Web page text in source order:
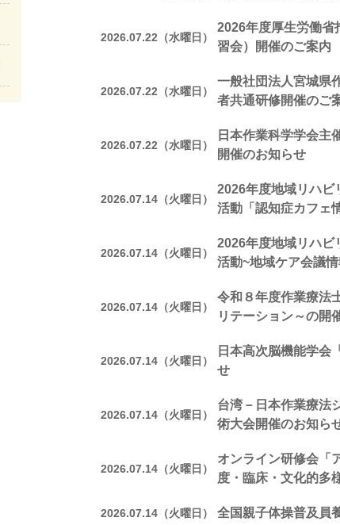
2026.07.22（水曜日）
2026年度厚生労働
習会）開催のご案内
2026.07.22（水曜日）
一般社団法人宮城県
者共通研修開催のご
2026.07.22（水曜日）
日本作業科学学会
開催のお知らせ
2026.07.14（火曜日）
2026年度地域リハビ
活動「認知症カフェ
2026.07.14（火曜日）
2026年度地域リハビ
活動~地域ケア会議
2026.07.14（火曜日）
令和８年度作業療法
リテーション～の開
2026.07.14（火曜日）
日本高次脳機能学会
せ
2026.07.14（火曜日）
台湾－日本作業療法
術大会開催のお知ら
2026.07.14（火曜日）
オンライン研修会「
度・臨床・文化的多
2026.07.14（火曜日） 全国親子体操普及員